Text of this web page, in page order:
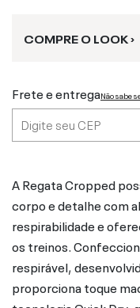
COMPRE O LOOK ›
Frete e entregaNão sabe
A Regata Cropped
corpo e detalhe com
respirabilidade e
os treinos.
respirável,
proporciona toque